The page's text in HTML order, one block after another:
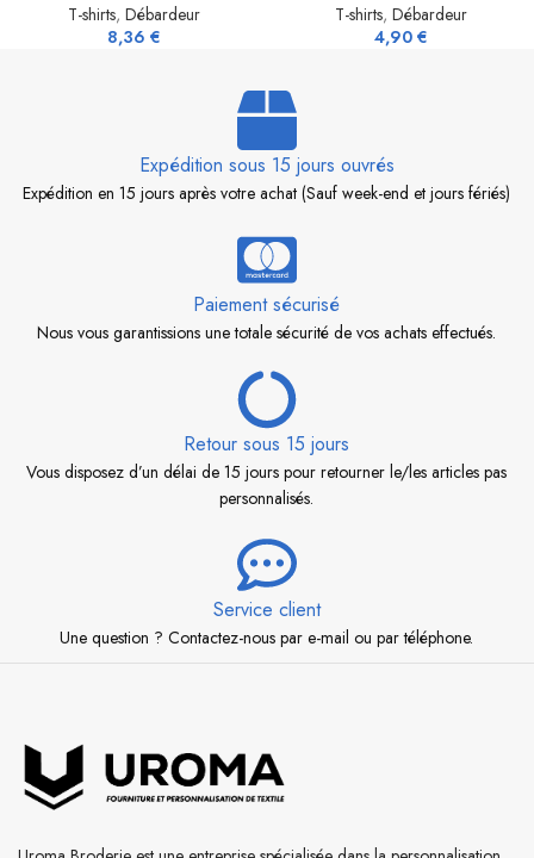
T-shirts, Débardeur
8,36 €
T-shirts, Débardeur
4,90 €
Expédition sous 15 jours ouvrés
Expédition en 15 jours après votre achat (Sauf week-end et jours fériés)
Paiement sécurisé
Nous vous garantissions une totale sécurité de vos achats effectués.
Retour sous 15 jours
Vous disposez d’un délai de 15 jours pour retourner le/les articles pas
personnalisés.
Service client
Une question ? Contactez-nous par e-mail ou par téléphone.